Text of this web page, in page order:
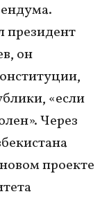
президент
он
«если
Через
проекте